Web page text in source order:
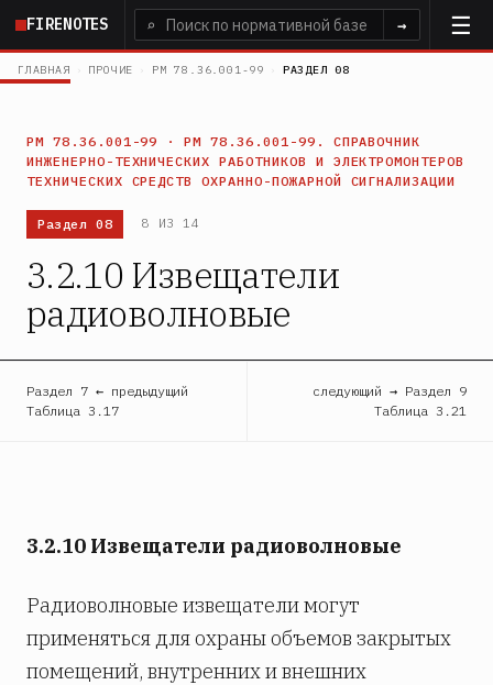
Перейти
основному
FIRENOTES ⌕ →
ГЛАВНАЯ › ПРОЧИЕ › РМ 78.36.001-99 › РАЗДЕЛ 08
РМ 78.36.001-99 · РМ 78.36.001-99. СПРАВОЧНИК
ИНЖЕНЕРНО-ТЕХНИЧЕСКИХ РАБОТНИКОВ И ЭЛЕКТРОМОНТЕРОВ
ТЕХНИЧЕСКИХ СРЕДСТВ ОХРАННО-ПОЖАРНОЙ СИГНАЛИЗАЦИИ
Раздел 08 8 ИЗ 14
3.2.10 Извещатели
радиоволновые
Раздел 7 ← предыдущий
Таблица 3.17
следующий → Раздел 9
Таблица 3.21
3.2.10 Извещатели радиоволновые
Радиоволновые извещатели могут
применяться для охраны объемов закрытых
помещений, внутренних и внешних